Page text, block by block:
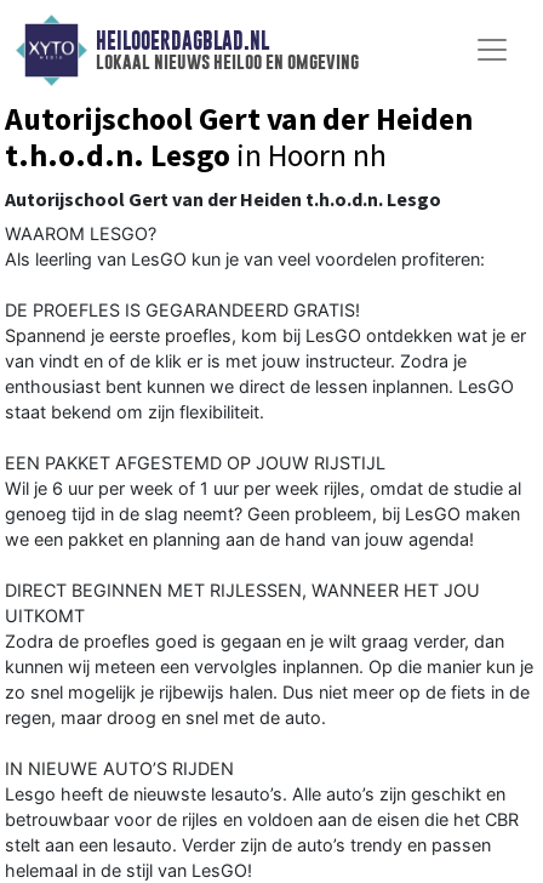
HEILOOERDAGBLAD.NL
lokaal nieuws heiloo en omgeving
Autorijschool Gert van der Heiden
t.h.o.d.n. Lesgo in Hoorn nh
Autorijschool Gert van der Heiden t.h.o.d.n. Lesgo
WAAROM LESGO?
Als leerling van LesGO kun je van veel voordelen profiteren:
DE PROEFLES IS GEGARANDEERD GRATIS!
Spannend je eerste proefles, kom bij LesGO ontdekken wat je er
van vindt en of de klik er is met jouw instructeur. Zodra je
enthousiast bent kunnen we direct de lessen inplannen. LesGO
staat bekend om zijn flexibiliteit.
EEN PAKKET AFGESTEMD OP JOUW RIJSTIJL
Wil je 6 uur per week of 1 uur per week rijles, omdat de studie al
genoeg tijd in de slag neemt? Geen probleem, bij LesGO maken
we een pakket en planning aan de hand van jouw agenda!
DIRECT BEGINNEN MET RIJLESSEN, WANNEER HET JOU
UITKOMT
Zodra de proefles goed is gegaan en je wilt graag verder, dan
kunnen wij meteen een vervolgles inplannen. Op die manier kun je
zo snel mogelijk je rijbewijs halen. Dus niet meer op de fiets in de
regen, maar droog en snel met de auto.
IN NIEUWE AUTO’S RIJDEN
Lesgo heeft de nieuwste lesauto’s. Alle auto’s zijn geschikt en
betrouwbaar voor de rijles en voldoen aan de eisen die het CBR
stelt aan een lesauto. Verder zijn de auto’s trendy en passen
helemaal in de stijl van LesGO!